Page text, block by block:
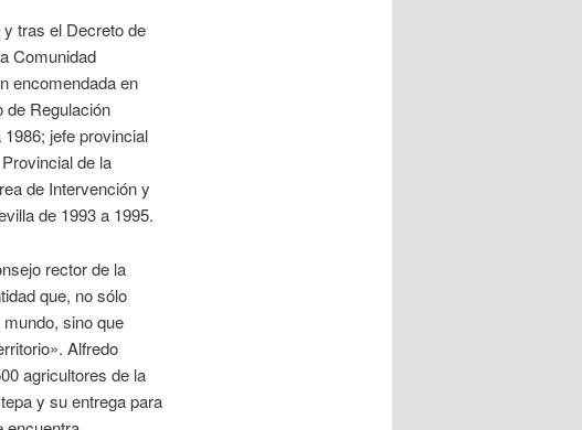
tras el Decreto de
Comunidad
encomendada en
de Regulación
jefe provincial
de la
de Intervención y
de 1993 a 1995.
rector de la
que, no sólo
sino que
Alfredo
agricultores de la
y su entrega para